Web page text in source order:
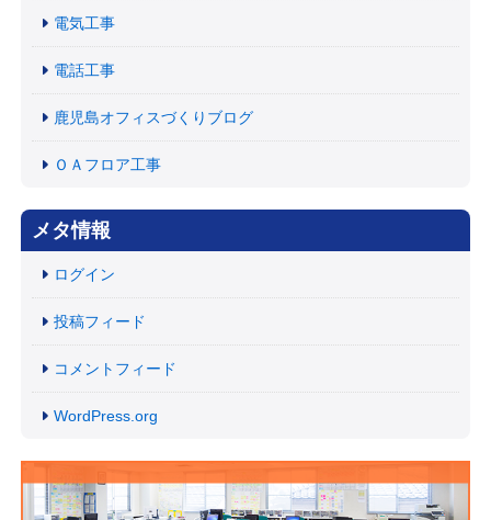
電気工事
電話工事
鹿児島オフィスづくりブログ
ＯＡフロア工事
メタ情報
ログイン
投稿フィード
コメントフィード
WordPress.org